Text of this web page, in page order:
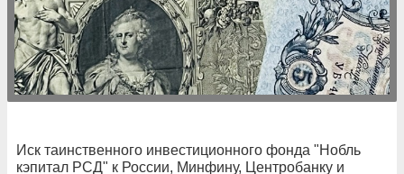
Иск таинственного инвестиционного фонда "Нобль
кэпитал РСД" к России, Минфину, Центробанку и